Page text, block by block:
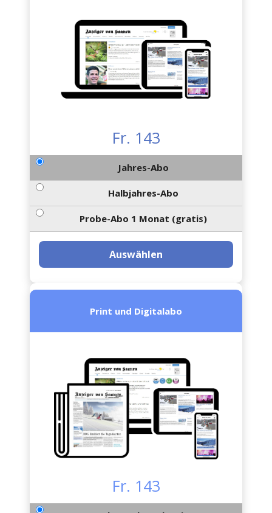
Fr. 143
Jahres-Abo
Halbjahres-Abo
Probe-Abo 1 Monat (gratis)
Auswählen
Print und Digitalabo
Fr. 143